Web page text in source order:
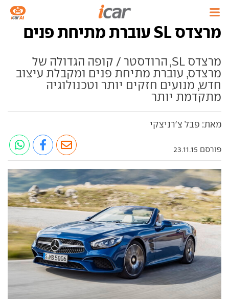
מרצדס SL עוברת מתיחת פנים
מרצדס SL, הרודסטר / קופה הגדולה של
מרצדס, עוברת מתיחת פנים ומקבלת עיצוב
חדש, מנועים חזקים יותר וטכנולוגיה
מתקדמת יותר
מאת: פבל צ'רניצקי
פורסם 23.11.15